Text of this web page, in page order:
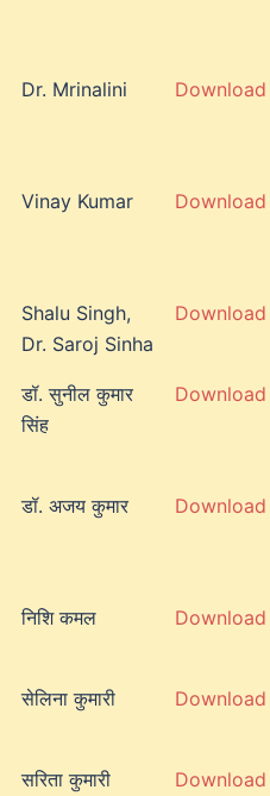
Dr. Mrinalini Download
Vinay Kumar Download
Shalu Singh,
Dr. Saroj Sinha
Download
डॉ. सुनील कुमार
सिंह
Download
डॉ. अजय कुमार Download
निशि कमल Download
सेलिना कुमारी Download
सरिता कुमारी Download